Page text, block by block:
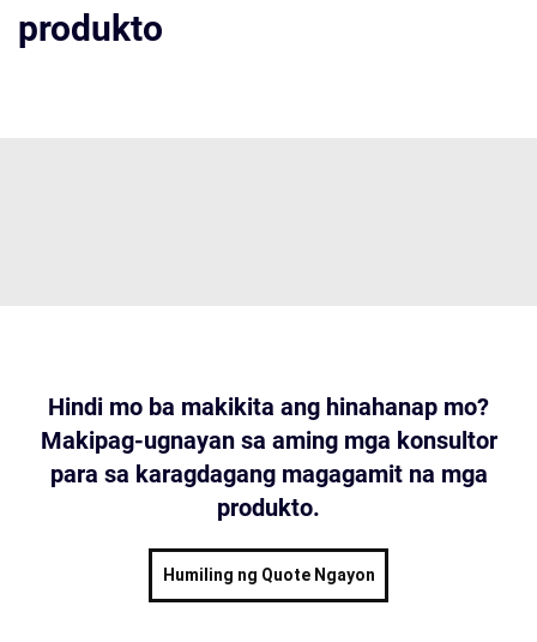
produkto
Hindi mo ba makikita ang hinahanap mo?
Makipag-ugnayan sa aming mga konsultor
para sa karagdagang magagamit na mga
produkto.
Humiling ng Quote Ngayon